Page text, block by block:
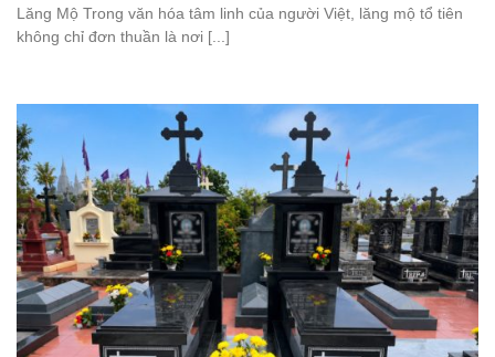
Lăng Mộ Trong văn hóa tâm linh của người Việt, lăng mộ tổ tiên
không chỉ đơn thuần là nơi [...]